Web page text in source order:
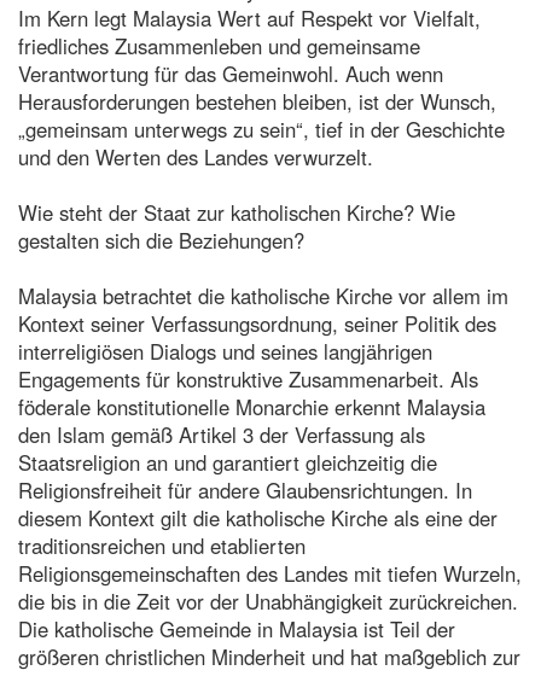
Im Kern legt Malaysia Wert auf Respekt vor Vielfalt,
friedliches Zusammenleben und gemeinsame
Verantwortung für das Gemeinwohl. Auch wenn
Herausforderungen bestehen bleiben, ist der Wunsch,
„gemeinsam unterwegs zu sein“, tief in der Geschichte
und den Werten des Landes verwurzelt.
Wie steht der Staat zur katholischen Kirche? Wie
gestalten sich die Beziehungen?
Malaysia betrachtet die katholische Kirche vor allem im
Kontext seiner Verfassungsordnung, seiner Politik des
interreligiösen Dialogs und seines langjährigen
Engagements für konstruktive Zusammenarbeit. Als
föderale konstitutionelle Monarchie erkennt Malaysia
den Islam gemäß Artikel 3 der Verfassung als
Staatsreligion an und garantiert gleichzeitig die
Religionsfreiheit für andere Glaubensrichtungen. In
diesem Kontext gilt die katholische Kirche als eine der
traditionsreichen und etablierten
Religionsgemeinschaften des Landes mit tiefen Wurzeln,
die bis in die Zeit vor der Unabhängigkeit zurückreichen.
Die katholische Gemeinde in Malaysia ist Teil der
größeren christlichen Minderheit und hat maßgeblich zur